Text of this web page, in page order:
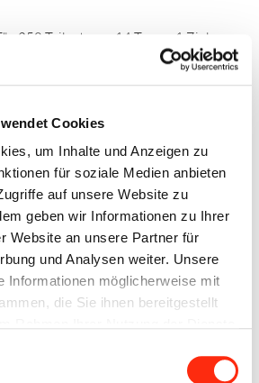
Cookies
um Inhalte und Anzeigen zu
für soziale Medien anbieten
auf unsere Website zu
geben wir Informationen zu Ihrer
Website an unsere Partner für
und Analysen weiter. Unsere
Informationen möglicherweise mit
die Sie ihnen bereitgestellt
- 258 Teilnehmer. 14 Teams. 1 Ziel.
MOVE IT liegen hinter uns.
Teams über 60 Millionen Schritte
unser gestecktes Gesamtziel von
Schritten (10.000 Schritte pro Tag)
und mächtig stolz!
Beck zum 1. Platz! Mit 443.446